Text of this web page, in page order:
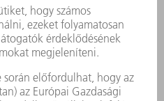
A 30°-os
hajlítások
hogy a hajlított
A TRUMPF
megoldják ezt a